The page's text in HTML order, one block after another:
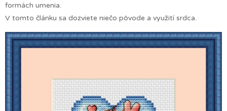
formách umenia.
V tomto článku sa dozviete niečo pôvode a využití srdca.